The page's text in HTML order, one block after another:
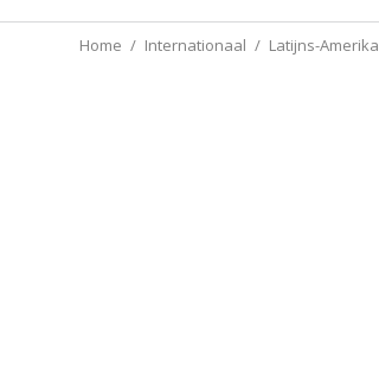
Home Internationaal Latijns-Amerika